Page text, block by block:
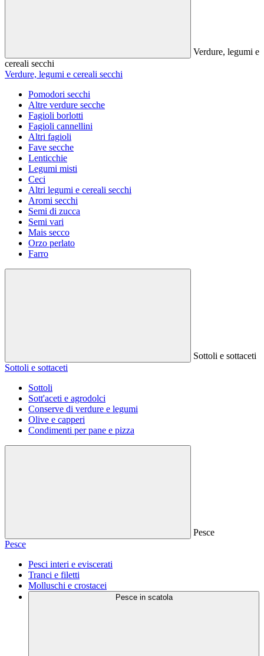
Verdure, legumi e
cereali secchi
Verdure, legumi e cereali secchi
Pomodori secchi
Altre verdure secche
Fagioli borlotti
Fagioli cannellini
Altri fagioli
Fave secche
Lenticchie
Legumi misti
Ceci
Altri legumi e cereali secchi
Aromi secchi
Semi di zucca
Semi vari
Mais secco
Orzo perlato
Farro
Sottoli e sottaceti
Sottoli e sottaceti
Sottoli
Sott'aceti e agrodolci
Conserve di verdure e legumi
Olive e capperi
Condimenti per pane e pizza
Pesce
Pesce
Pesci interi e eviscerati
Tranci e filetti
Molluschi e crostacei
Pesce in scatola